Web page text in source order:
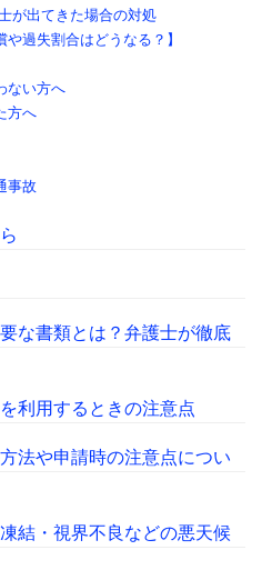
が出てきた場合の対処
過失割合はどうなる？】
ない方へ
方へ
事故
な書類とは？弁護士が徹底
利用するときの注意点
法や申請時の注意点につい
結・視界不良などの悪天候